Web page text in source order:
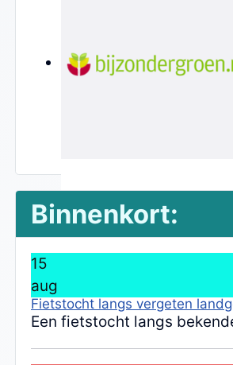
Binnenkort:
15
aug
Fietstocht langs vergeten
Een fietstocht langs